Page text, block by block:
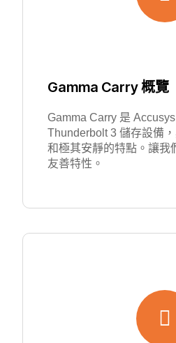
Gamma Carry 概覽
Gamma Carry 是
Thunderbolt 3 儲存設備
和極其安靜的特點。讓我
友善特性。